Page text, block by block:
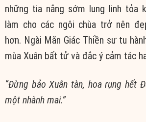
những tia nắng sớm lung linh tỏa
làm cho các ngôi chùa trở nên
hơn. Ngài Mãn Giác Thiền sư tu
mùa Xuân bất tử và đắc ý cảm tác
“Đừng bảo Xuân tàn, hoa rụng hết
một nhành mai.”